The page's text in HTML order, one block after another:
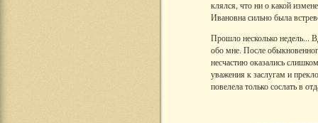
клялся, что ни о какой
Ивановна сильно была
Прошло несколько недель...
обо мне. После
несчастию оказались
уважения к заслугам и
повелела только сослать в